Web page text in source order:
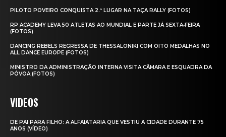
PILOTO POVEIRO CONQUISTA 2.º LUGAR NA TAÇA RALLY (FOTOS)
RP ACADEMY LEVA 50 ATLETAS AO MUNDIAL E PARTE JÁ SEXTA‑FEIRA
(FOTOS)
DANCING REBELS REGRESSA DE THESSALONIKI COM OITO MEDALHAS NO
ALL DANCE EUROPE (FOTOS)
MINISTRO DA ADMINISTRAÇÃO INTERNA VISITA CÂMARA E ESQUADRA DA
PÓVOA (FOTOS)
VIDEOS
DE PAI PARA FILHO: A ALFAIATARIA QUE VESTIU A CIDADE DURANTE 75
ANOS (VÍDEO)